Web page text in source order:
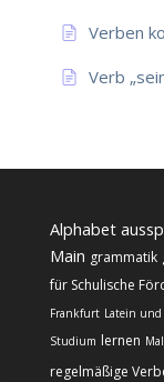
Verben
Verb
Alphabet
Main grammatik
für Schulische
Frankfurt Latein und
Studium lernen
regelmäßige